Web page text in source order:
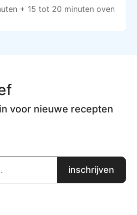
+ 15 tot 20 minuten oven
in voor nieuwe recepten